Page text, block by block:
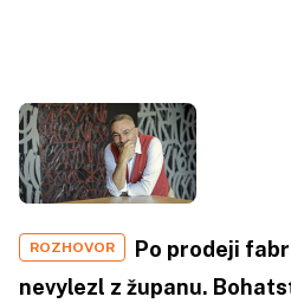
ROZHOVOR
Po prodeji
nevylezl z županu.